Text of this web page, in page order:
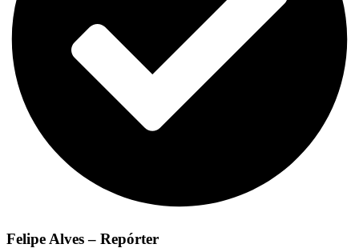
Felipe Alves – Repórter